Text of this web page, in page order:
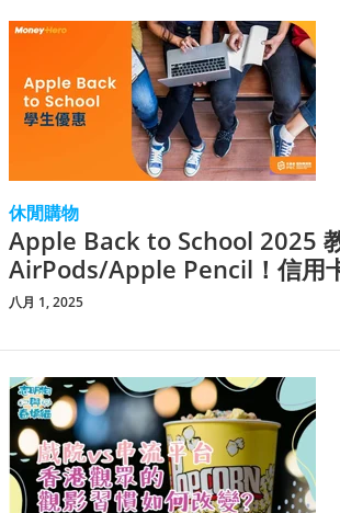
休閒購物
Apple Back to School 2025
AirPods/Apple Pencil！信用
八月 1, 2025